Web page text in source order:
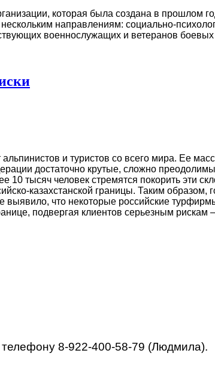
которая была создана в прошлом
направлениям: социально-
военнослужащих и ветеранов боевых
и туристов со всего мира. Ее
достаточно крутые, сложно
10 тысяч человек стремятся покорить эти
казахстанской границы. Таким
что некоторые российские
подвергая клиентов серьезным
8-922-400-58-79 (Людмила).